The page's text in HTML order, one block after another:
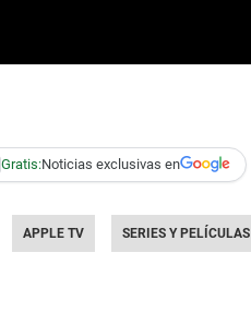
Gratis:Noticias exclusivas en
APPLE TV SERIES Y PELÍCULAS